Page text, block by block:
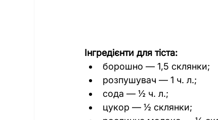
Інгредієнти для тіста:
борошно — 1,5 склянки;
розпушувач — 1 ч. л.;
сода — ½ ч. л.;
цукор — ½ склянки;